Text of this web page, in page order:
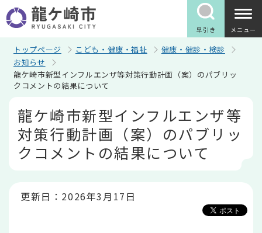
の
ペ
早引き メニュー
トップページ こども・健康・福祉
健康・健診・検診
お知らせ
龍ケ崎市新型インフルエンザ等対策行動計画（案）のパブリッ
クコメントの結果について
龍ケ崎市新型インフルエンザ等
対策行動計画（案）のパブリッ
クコメントの結果について
更新日：2026年3月17日